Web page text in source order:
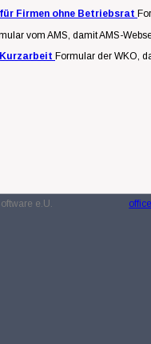
e.U.
Firmen ohne Betriebsrat
vom AMS, damit AMS-
Kurzarbeit Formular der WKO,